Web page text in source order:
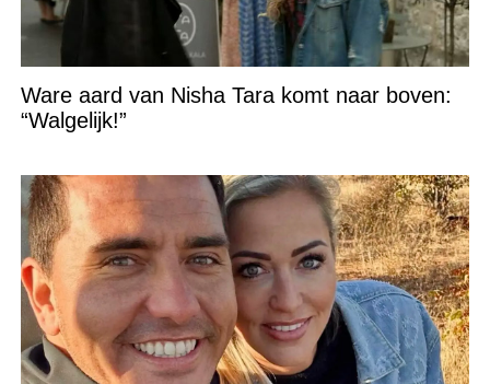
Ware aard van Nisha Tara komt naar boven:
“Walgelijk!”